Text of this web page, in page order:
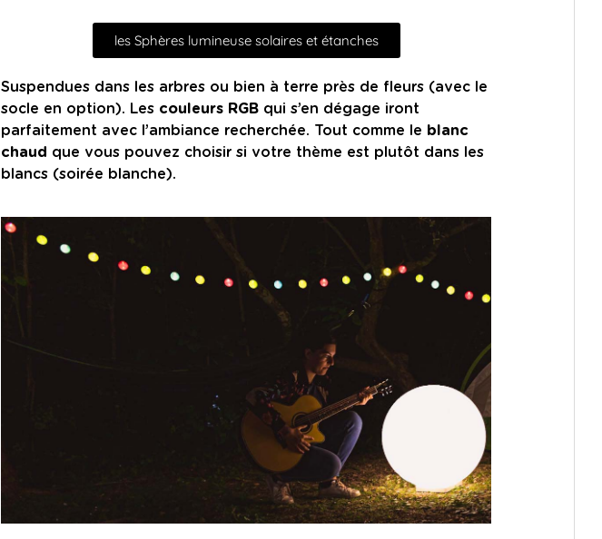
les Sphères lumineuse solaires et étanches
Suspendues dans les arbres ou bien à terre près de fleurs (avec le
socle en option). Les couleurs RGB qui s’en dégage iront
parfaitement avec l’ambiance recherchée. Tout comme le blanc
chaud que vous pouvez choisir si votre thème est plutôt dans les
blancs (soirée blanche).